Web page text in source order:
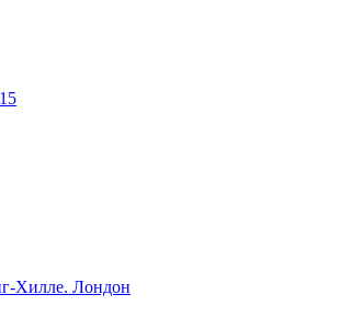
Хилле. Лондон